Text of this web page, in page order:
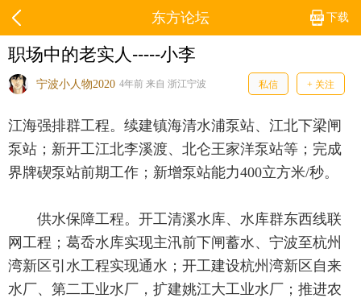
下载
东方论坛
职场中的老实人-----小李
宁波小人物2020 4年前 来自 浙江宁波 私信 + 关注
江海强排群工程。续建镇海清水浦泵站、江北下梁闸
泵站；新开工江北李溪渡、北仑王家洋泵站等；完成
界牌碶泵站前期工作；新增泵站能力400立方米/秒。
供水保障工程。开工清溪水库、水库群东西线联
网工程；葛岙水库实现主汛前下闸蓄水、宁波至杭州
湾新区引水工程实现通水；开工建设杭州湾新区自来
水厂、第二工业水厂，扩建姚江大工业水厂；推进农